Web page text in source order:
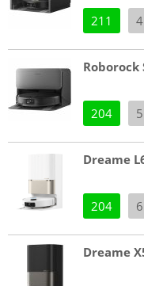
211
Roborock
204
Dreame
204
Dreame